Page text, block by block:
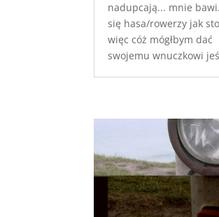
nadupcają... mnie
się hasa/rowerzy jak
więc cóż mógłbym dać
swojemu wnuczkowi